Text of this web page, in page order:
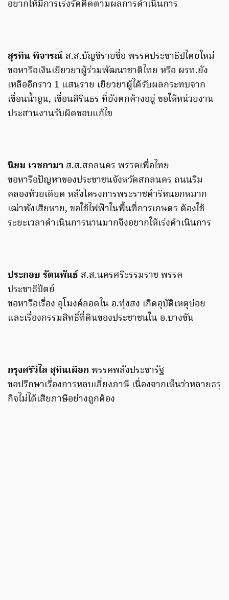
อยากให้มีการเร่งรัดติดตามผลการดำเนินการ
สุรทิน พิจารณ์ ส.ส.บัญชีรายชื่อ พรรคประชาธิปไตยใหม่
ขอหารือเงินเยียวยาผู้ร่วมพัฒนาชาติไทย หรือ ผรท.ยัง
เหลืออีกราว 1 แสนราย เยียวยาผู้ได้รับผลกระทบจาก
เขื่อนน้ำอูน, เขื่อนสิรินธร ที่ยังตกค้างอยู่ ขอให้หน่วยงาน
ประสานงานรับผิดชอบแก้ไข
นิยม เวชกามา ส.ส.สกลนคร พรรคเพื่อไทย
ขอหารือปัญหาของประชาชนจังหวัดสกลนคร ถนนริม
คลองห้วยเดียด หลังโครงการพระราชดำริหนอกหมาก
เฒ่าพังเสียหาย, ขอใช้ไฟฟ้าในพื้นที่การเกษตร ต้องใช้
ระยะเวลาดำเนินการนานมากจึงอยากให้เร่งดำเนินการ
ประกอบ รัตนพันธ์ ส.ส.นครศรีะรรมราช พรรค
ประชาธิปัตย์
ขอหารือเรื่อง อุโมงค์ลอดใน อ.ทุ่งสง เกิดอุบัติเหตุบ่อย
และเรื่องกรรมสิทธิ์ที่ดินของประชาชนใน อ.บางขัน
กรุงศรีวิไล สุทินเผือก พรรคพลังประชารัฐ
ขอปรึกษาเรื่องการหลบเลี่ยงภาษี เนื่องจากเห็นว่าหลายธรุ
กิจไม่ได้เสียภาษีอย่างถูกต้อง